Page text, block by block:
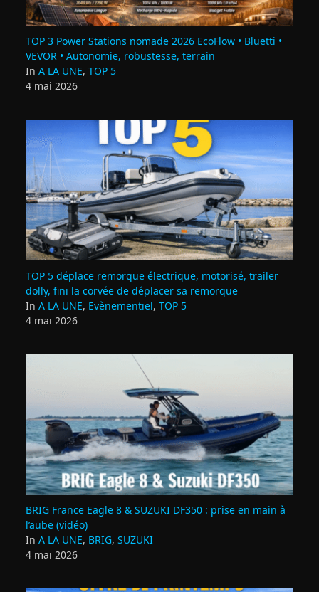
TOP 3 Power Stations nomade 2026 EcoFlow • Bluetti •
VEVOR • Autonomie, robustesse, terrain
In A LA UNE, TOP 5
4 mai 2026
TOP 5 déplace remorque électrique, motorisé, trailer
dolly, fini la corvée de déplacer sa remorque
In A LA UNE, Evènementiel, TOP 5
4 mai 2026
BRIG France Eagle 8 & SUZUKI DF350 : prise en main à
l’aube (vidéo)
In A LA UNE, BRIG, SUZUKI
4 mai 2026